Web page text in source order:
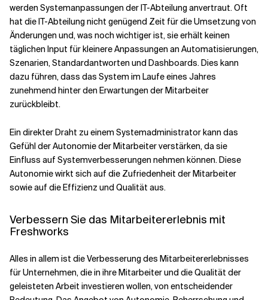
werden Systemanpassungen der IT-Abteilung anvertraut. Oft
hat die IT-Abteilung nicht genügend Zeit für die Umsetzung von
Änderungen und, was noch wichtiger ist, sie erhält keinen
täglichen Input für kleinere Anpassungen an Automatisierungen,
Szenarien, Standardantworten und Dashboards. Dies kann
dazu führen, dass das System im Laufe eines Jahres
zunehmend hinter den Erwartungen der Mitarbeiter
zurückbleibt.
Ein direkter Draht zu einem Systemadministrator kann das
Gefühl der Autonomie der Mitarbeiter verstärken, da sie
Einfluss auf Systemverbesserungen nehmen können. Diese
Autonomie wirkt sich auf die Zufriedenheit der Mitarbeiter
sowie auf die Effizienz und Qualität aus.
Verbessern Sie das Mitarbeitererlebnis mit
Freshworks
Alles in allem ist die Verbesserung des Mitarbeitererlebnisses
für Unternehmen, die in ihre Mitarbeiter und die Qualität der
geleisteten Arbeit investieren wollen, von entscheidender